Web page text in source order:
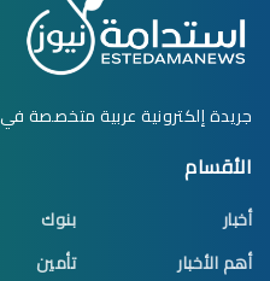
جريدة إلكترونية عربية متخصصة
الأقسام
أخبار
أهم الأخبار
بنوك
تأمين